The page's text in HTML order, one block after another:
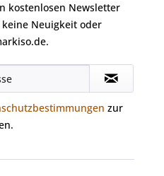
kostenlosen Newsletter
Neuigkeit oder
zur